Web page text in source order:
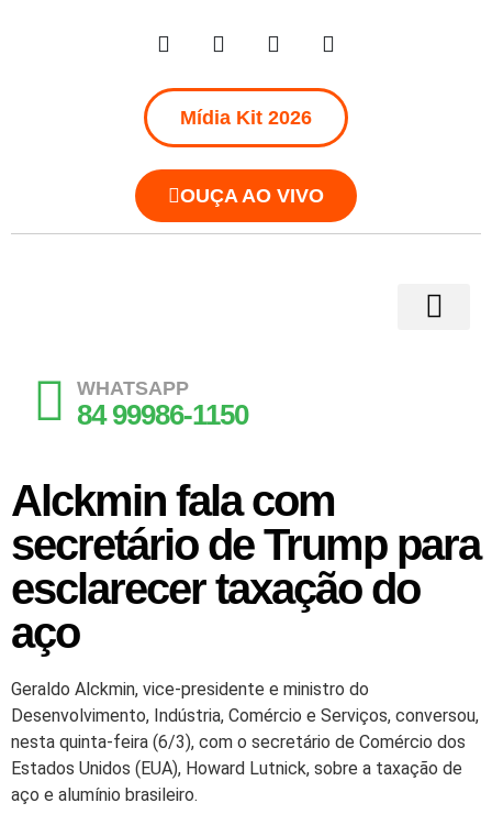
Mídia Kit 2026
OUÇA AO VIVO
WHATSAPP
84 99986-1150
Alckmin fala com
secretário de Trump para
esclarecer taxação do
aço
Geraldo Alckmin, vice-presidente e ministro do
Desenvolvimento, Indústria, Comércio e Serviços, conversou,
nesta quinta-feira (6/3), com o secretário de Comércio dos
Estados Unidos (EUA), Howard Lutnick, sobre a taxação de
aço e alumínio brasileiro.